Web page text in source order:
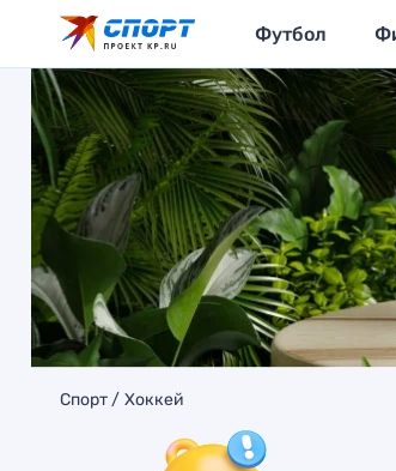
Футбол
Спорт Хоккей